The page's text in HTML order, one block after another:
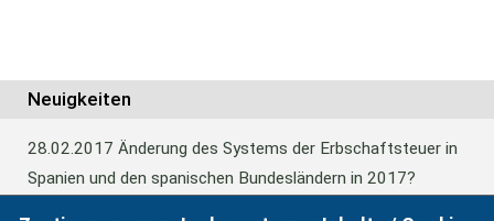
Neuigkeiten
28.02.2017 Änderung des Systems der Erbschaftsteuer in
Spanien und den spanischen Bundesländern in 2017?